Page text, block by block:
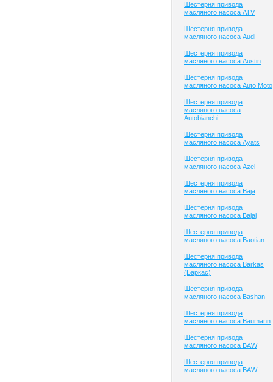
Шестерня привода
масляного насоса ATV
Шестерня привода
масляного насоса Audi
Шестерня привода
масляного насоса Austin
Шестерня привода
масляного насоса Auto Moto
Шестерня привода
масляного насоса
Autobianchi
Шестерня привода
масляного насоса Ayats
Шестерня привода
масляного насоса Azel
Шестерня привода
масляного насоса Baja
Шестерня привода
масляного насоса Bajaj
Шестерня привода
масляного насоса Baotian
Шестерня привода
масляного насоса Barkas
(Баркас)
Шестерня привода
масляного насоса Bashan
Шестерня привода
масляного насоса Baumann
Шестерня привода
масляного насоса BAW
Шестерня привода
масляного насоса BAW